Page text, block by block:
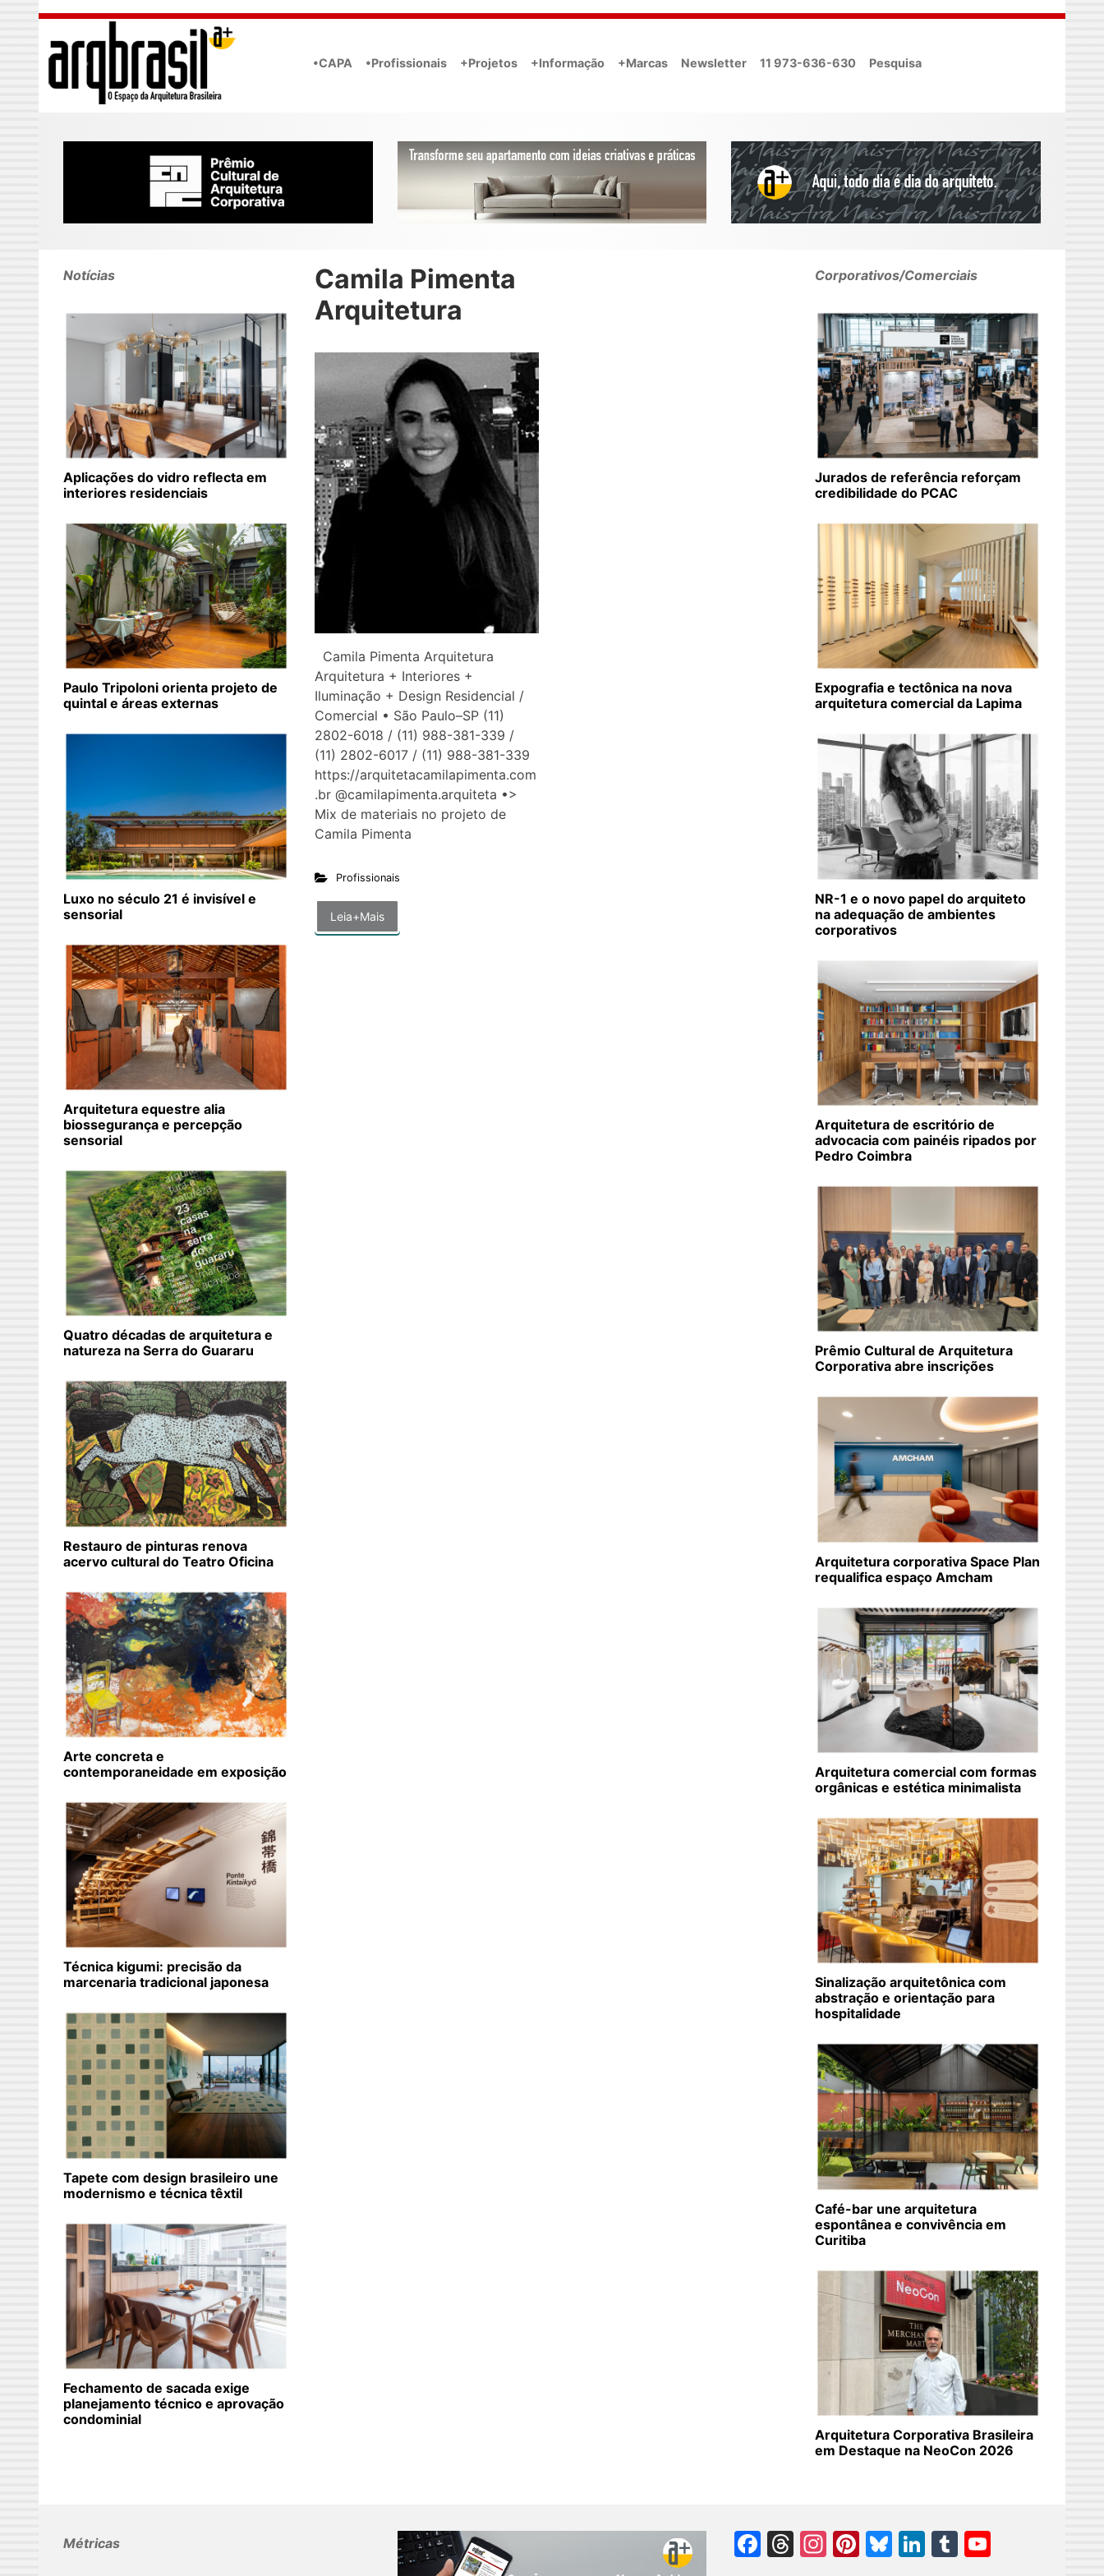
Skip to main content
•CAPA •Profissionais +Projetos +Informação +Marcas Newsletter 11 973-636-630 Pesquisa
Camila Pimenta
Arquitetura
Camila Pimenta Arquitetura
Arquitetura + Interiores +
Iluminação + Design Residencial /
Comercial • São Paulo–SP (11)
2802-6018 / (11) 988-381-339 /
(11) 2802-6017 / (11) 988-381-339
https://arquitetacamilapimenta.com
.br @camilapimenta.arquiteta •>
Mix de materiais no projeto de
Camila Pimenta
Profissionais
Leia+Mais
Notícias
Aplicações do vidro reflecta em
interiores residenciais
Paulo Tripoloni orienta projeto de
quintal e áreas externas
Luxo no século 21 é invisível e
sensorial
Arquitetura equestre alia
biossegurança e percepção
sensorial
Quatro décadas de arquitetura e
natureza na Serra do Guararu
Restauro de pinturas renova
acervo cultural do Teatro Oficina
Arte concreta e
contemporaneidade em exposição
Técnica kigumi: precisão da
marcenaria tradicional japonesa
Tapete com design brasileiro une
modernismo e técnica têxtil
Fechamento de sacada exige
planejamento técnico e aprovação
condominial
Corporativos/Comerciais
Jurados de referência reforçam
credibilidade do PCAC
Expografia e tectônica na nova
arquitetura comercial da Lapima
NR-1 e o novo papel do arquiteto
na adequação de ambientes
corporativos
Arquitetura de escritório de
advocacia com painéis ripados por
Pedro Coimbra
Prêmio Cultural de Arquitetura
Corporativa abre inscrições
Arquitetura corporativa Space Plan
requalifica espaço Amcham
Arquitetura comercial com formas
orgânicas e estética minimalista
Sinalização arquitetônica com
abstração e orientação para
hospitalidade
Café-bar une arquitetura
espontânea e convivência em
Curitiba
Arquitetura Corporativa Brasileira
em Destaque na NeoCon 2026
Métricas Facebook
Threads
Instagram
Pinterest
Bluesky
LinkedIn
Tumblr